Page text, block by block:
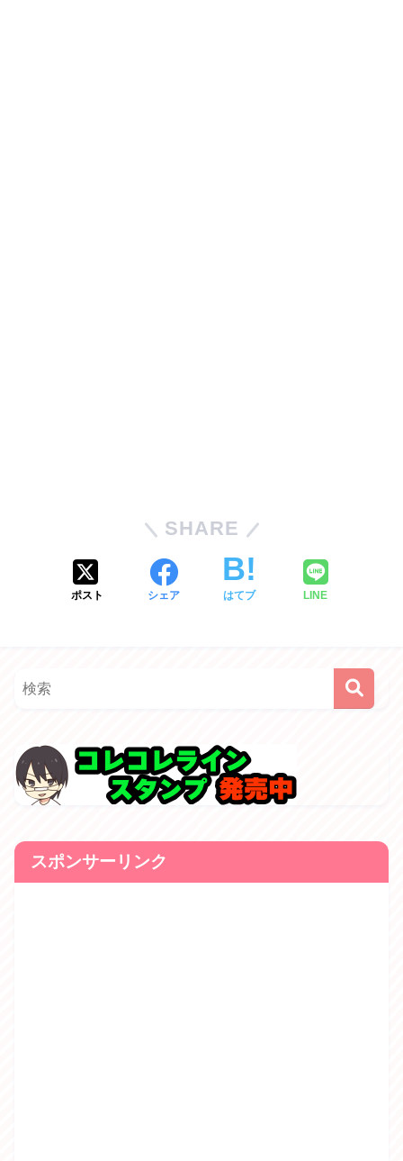
SHARE
ポスト シェア はてブ LINE
スポンサーリンク